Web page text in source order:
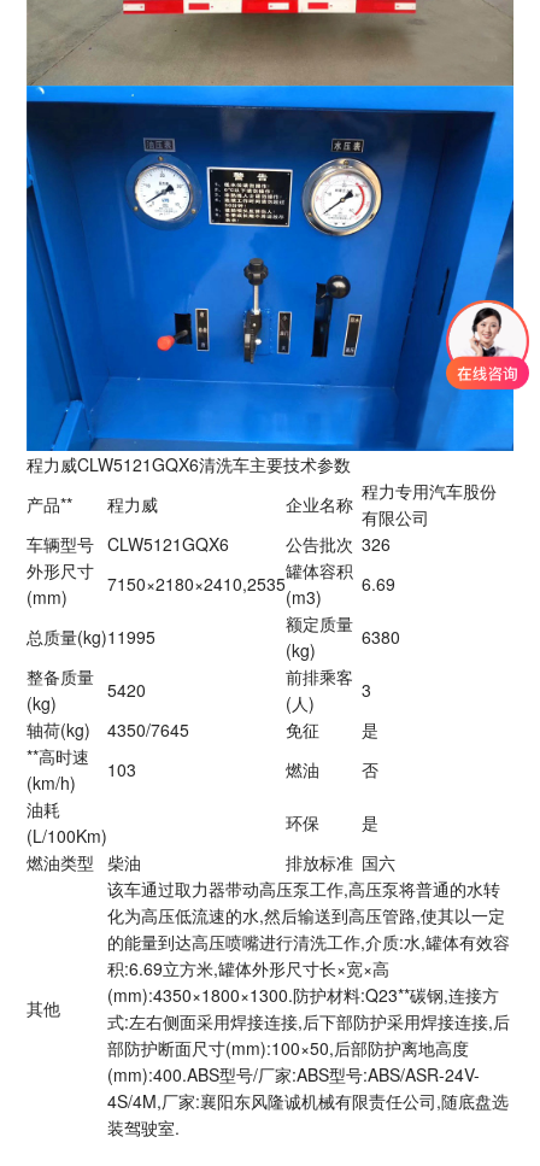
程力威CLW5121GQX6清洗车主要技术参数
产品**
程力威 企业名称
程力专用汽车股份
有限公司
车辆型号 CLW5121GQX6 公告批次 326
外形尺寸
(mm)
7150×2180×2410,2535
罐体容积
(m3)
6.69
总质量(kg)11995
额定质量
(kg)
6380
整备质量
(kg)
5420
前排乘客
(人)
3
轴荷(kg)
4350/7645 免征
是
**高时速
(km/h)
103 燃油
否
油耗
(L/100Km)
环保
是
燃油类型
柴油 排放标准 国六
其他
该车通过取力器带动高压泵工作,高压泵将普通的水转
化为高压低流速的水,然后输送到高压管路,使其以一定
的能量到达高压喷嘴进行清洗工作,介质:水,罐体有效容
积:6.69立方米,罐体外形尺寸长×宽×高
(mm):4350×1800×1300.防护材料:Q23**碳钢,连接方
式:左右侧面采用焊接连接,后下部防护采用焊接连接,后
部防护断面尺寸(mm):100×50,后部防护离地高度
(mm):400.ABS型号/厂家:ABS型号:ABS/ASR-24V-
4S/4M,厂家:襄阳东风隆诚机械有限责任公司,随底盘选
装驾驶室.